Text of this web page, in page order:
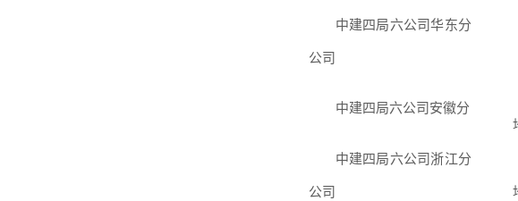
中建四局六公司华东分
公司
中建四局六公司安徽分
中建四局六公司浙江分
公司